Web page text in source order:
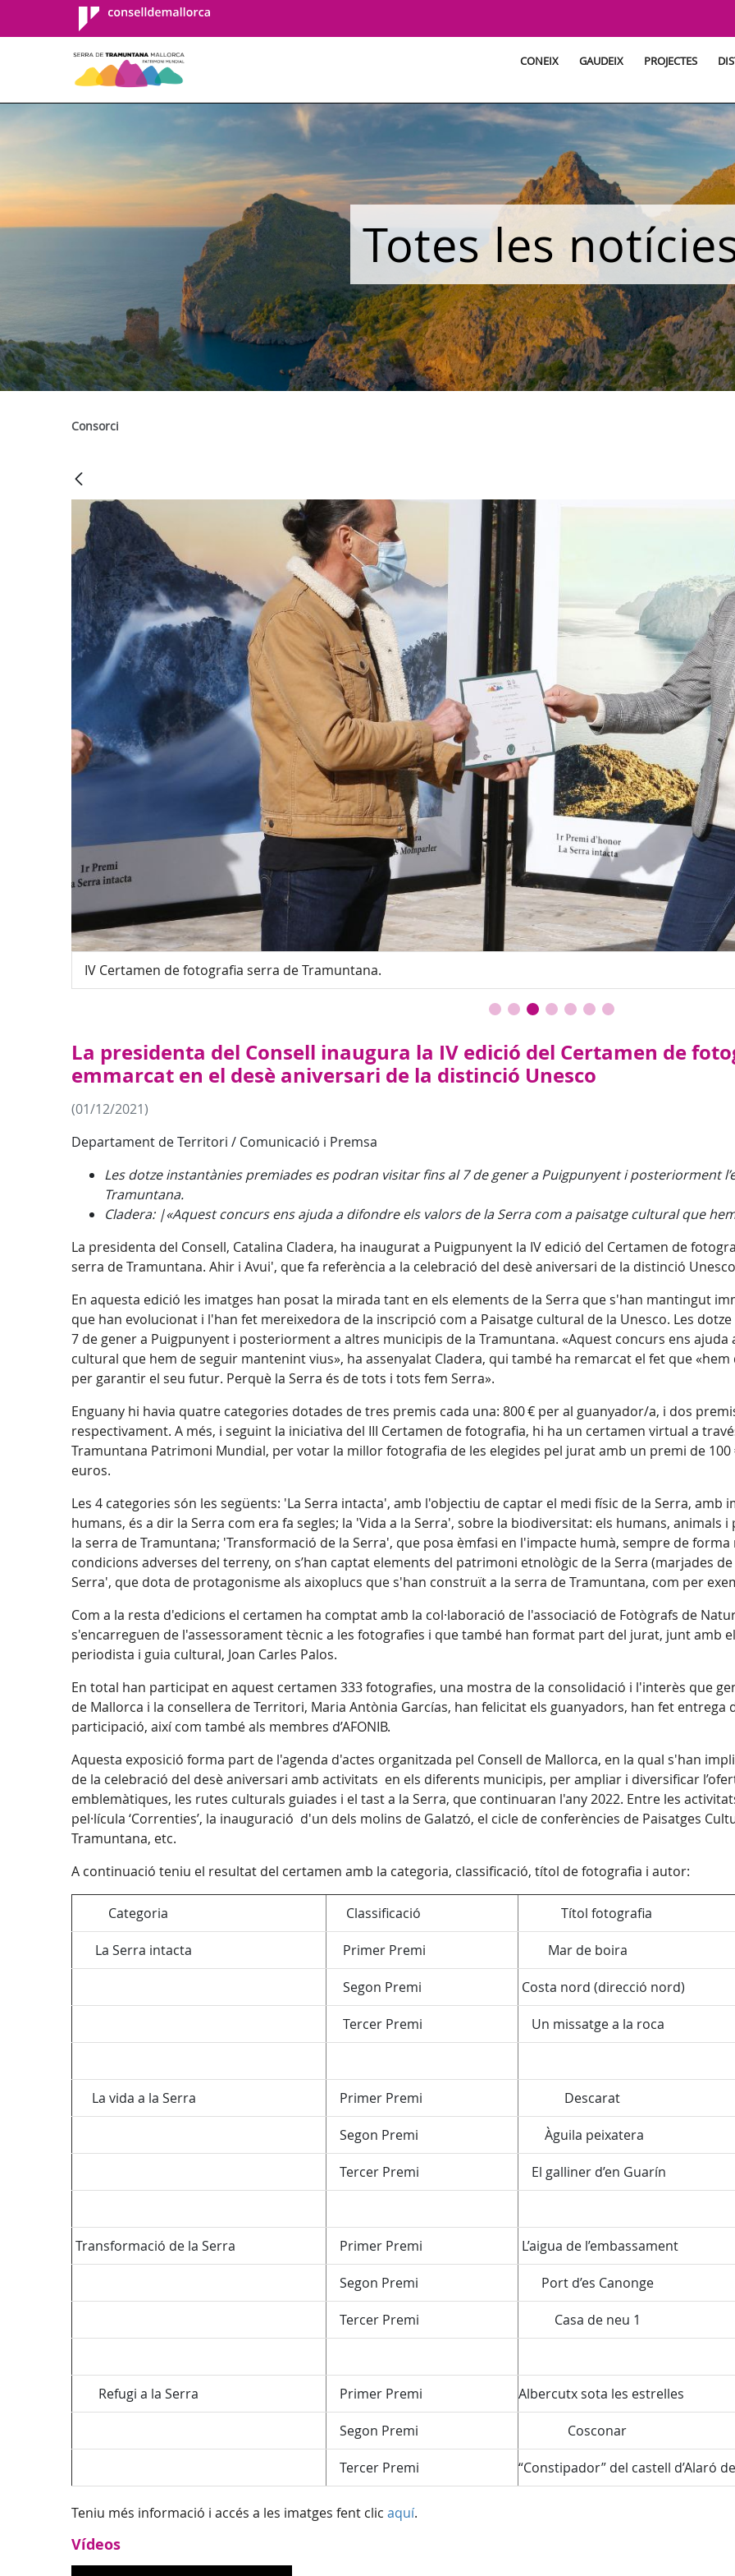
Consell de
Mallorca
CONEIX GAUDEIX PROJECTES
Totes les
Consorci
IV Certamen de fotografia serra de Tramuntana.
La presidenta del Consell inaugura la IV edició del Certamen de
emmarcat en el desè aniversari de la distinció Unesco
(01/12/2021)
Departament de Territori / Comunicació i Premsa
Les dotze instantànies premiades es podran visitar fins al 7 de gener a Puigpunyent i posteriorment
Tramuntana.
Cladera: |«Aquest concurs ens ajuda a difondre els valors de la Serra com a paisatge cultural que
La presidenta del Consell, Catalina Cladera, ha inaugurat a Puigpunyent la IV edició del Certamen de
serra de Tramuntana. Ahir i Avui', que fa referència a la celebració del desè aniversari de la distinció
En aquesta edició les imatges han posat la mirada tant en els elements de la Serra que s'han mantingut
que han evolucionat i l'han fet mereixedora de la inscripció com a Paisatge cultural de la Unesco. Les
7 de gener a Puigpunyent i posteriorment a altres municipis de la Tramuntana. «Aquest concurs ens
cultural que hem de seguir mantenint vius», ha assenyalat Cladera, qui també ha remarcat el fet que
per garantir el seu futur. Perquè la Serra és de tots i tots fem Serra».
Enguany hi havia quatre categories dotades de tres premis cada una: 800 € per al guanyador/a, i dos
respectivament. A més, i seguint la iniciativa del III Certamen de fotografia, hi ha un certamen virtual a
Tramuntana Patrimoni Mundial, per votar la millor fotografia de les elegides pel jurat amb un premi de
euros.
Les 4 categories són les següents: 'La Serra intacta', amb l'objectiu de captar el medi físic de la Serra, amb
humans, és a dir la Serra com era fa segles; la 'Vida a la Serra', sobre la biodiversitat: els humans,
la serra de Tramuntana; 'Transformació de la Serra', que posa èmfasi en l'impacte humà, sempre de
condicions adverses del terreny, on s’han captat elements del patrimoni etnològic de la Serra (marjades
Serra', que dota de protagonisme als aixoplucs que s'han construït a la serra de Tramuntana, com per
Com a la resta d'edicions el certamen ha comptat amb la col·laboració de l'associació de Fotògrafs de
s'encarreguen de l'assessorament tècnic a les fotografies i que també han format part del jurat, junt amb
periodista i guia cultural, Joan Carles Palos.
En total han participat en aquest certamen 333 fotografies, una mostra de la consolidació i l'interès que
de Mallorca i la consellera de Territori, Maria Antònia Garcías, han felicitat els guanyadors, han fet entrega
participació, així com també als membres d’AFONIB.
Aquesta exposició forma part de l'agenda d'actes organitzada pel Consell de Mallorca, en la qual s'han
de la celebració del desè aniversari amb activitats en els diferents municipis, per ampliar i diversificar
emblemàtiques, les rutes culturals guiades i el tast a la Serra, que continuaran l'any 2022. Entre les
pel·lícula ‘Correnties’, la inauguració d'un dels molins de Galatzó, el cicle de conferències de Paisatges
Tramuntana, etc.
A continuació teniu el resultat del certamen amb la categoria, classificació, títol de fotografia i autor:
Categoria Classificació Títol fotografia
La Serra intacta Primer Premi Mar de boira
Segon Premi Costa nord (direcció nord)
Tercer Premi Un missatge a la roca
La vida a la Serra Primer Premi Descarat
Segon Premi Àguila peixatera
Tercer Premi El galliner d’en Guarín
Transformació de la Serra Primer Premi L’aigua de l’embassament
Segon Premi Port d’es Canonge
Tercer Premi Casa de neu 1
Refugi a la Serra Primer Premi Albercutx sota les estrelles
Segon Premi Cosconar
Tercer Premi “Constipador” del castell d’Alaró
Teniu més informació i accés a les imatges fent clic aquí.
Vídeos